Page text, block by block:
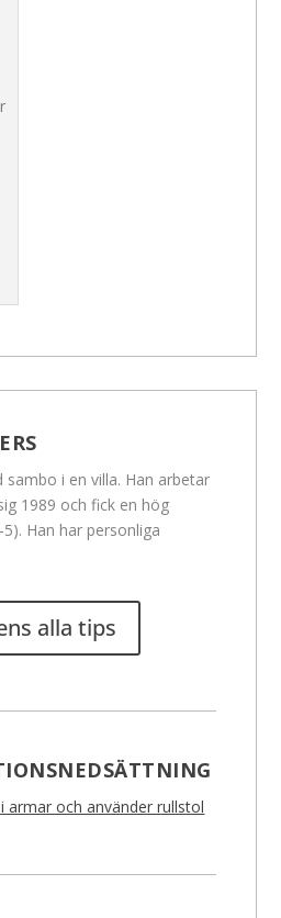
i en villa. Han arbetar
1989 och fick en hög
Han har personliga
alla tips
armar och använder rullstol